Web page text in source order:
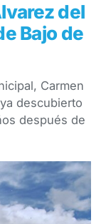
del
Bajo de
Carmen
descubierto
después de